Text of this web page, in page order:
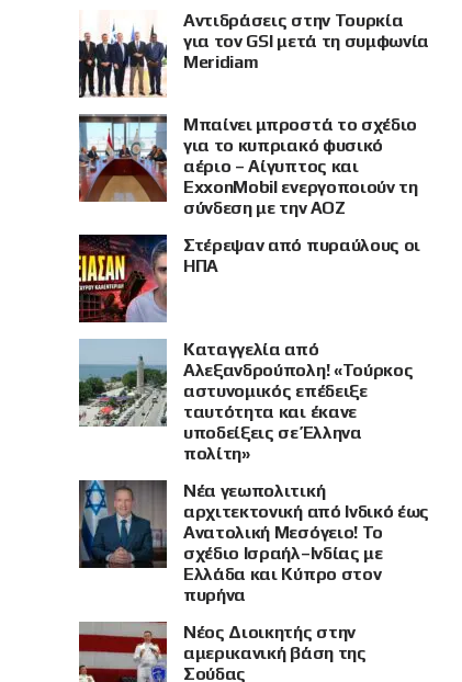
Αντιδράσεις στην Τουρκία
για τον GSI μετά τη συμφωνία
Meridiam
Μπαίνει μπροστά το σχέδιο
για το κυπριακό φυσικό
αέριο – Αίγυπτος και
ExxonMobil ενεργοποιούν τη
σύνδεση με την ΑΟΖ
Στέρεψαν από πυραύλους οι
ΗΠΑ
Καταγγελία από
Αλεξανδρούπολη! «Τούρκος
αστυνομικός επέδειξε
ταυτότητα και έκανε
υποδείξεις σε Έλληνα
πολίτη»
Νέα γεωπολιτική
αρχιτεκτονική από Ινδικό έως
Ανατολική Μεσόγειο! Το
σχέδιο Ισραήλ–Ινδίας με
Ελλάδα και Κύπρο στον
πυρήνα
Νέος Διοικητής στην
αμερικανική βάση της
Σούδας